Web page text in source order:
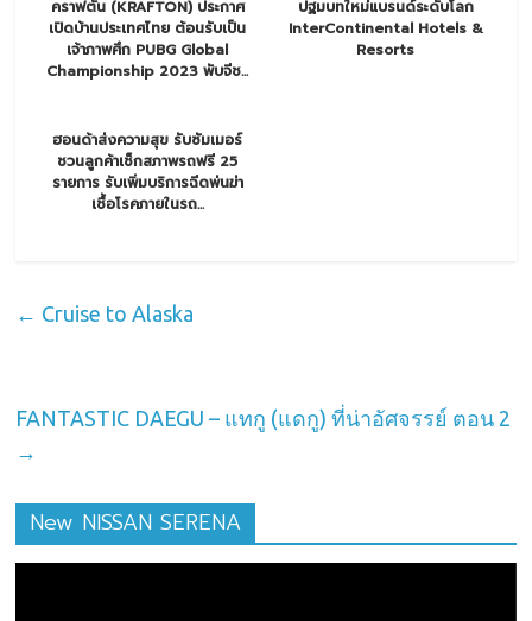
คราฟตัน (KRAFTON) ประกาศ
เปิดบ้านประเทศไทย ต้อนรับเป็น
เจ้าภาพศึก PUBG Global
Championship 2023 พับจีช...
ปฐมบทใหม่แบรนด์ระดับโลก
InterContinental Hotels &
Resorts
ฮอนด้าส่งความสุข รับซัมเมอร์
ชวนลูกค้าเช็กสภาพรถฟรี 25
รายการ รับเพิ่มบริการฉีดพ่นฆ่า
เชื้อโรคภายในรถ...
← Cruise to Alaska
FANTASTIC DAEGU – แทกู (แดกู) ที่น่าอัศจรรย์ ตอน 2
→
New NISSAN SERENA